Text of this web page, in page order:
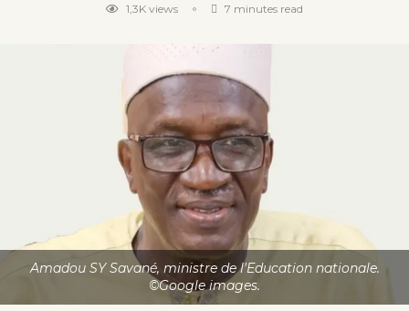
1,3K views 7 minutes read
Amadou SY Savané, ministre de l'Education nationale.
©Google images.